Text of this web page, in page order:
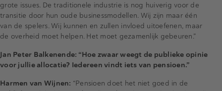
grote issues. De traditionele industrie is nog huiverig voor de
transitie door hun oude businessmodellen. Wij zijn maar één
van de spelers. Wij kunnen en zullen invloed uitoefenen, maar
de overheid moet helpen. Het moet gezamenlijk gebeuren.”
Jan Peter Balkenende: “Hoe zwaar weegt de publieke opinie
voor jullie allocatie? Iedereen vindt iets van pensioen.”
Harmen van Wijnen: “Pensioen doet het niet goed in de